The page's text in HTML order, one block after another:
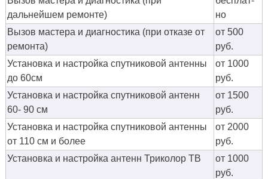
дальнейшем ремонте)
но
Вызов мастера и диагностика (при отказе от
ремонта)
от 500
руб.
Установка и настройка спутниковой антенны
до 60см
от 1000
руб.
Установка и настройка спутниковой антенн
60- 90 см
от 1500
руб.
Установка и настройка спутниковой антенны
от 110 см и более
от 2000
руб.
Установка и настройка антенн Триколор ТВ
от 1000
руб.